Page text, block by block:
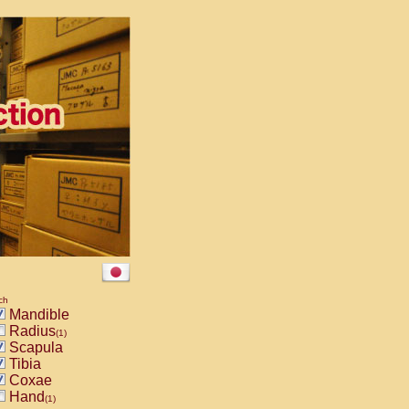
Mandible
Radius(1)
Scapula
Tibia
Coxae
Hand(1)